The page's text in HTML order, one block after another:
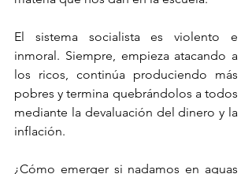
El sistema socialista es violento e
inmoral. Siempre, empieza atacando a
los ricos, continúa produciendo más
pobres y termina quebrándolos a todos
mediante la devaluación del dinero y la
inflación.
¿Cómo emerger si nadamos en aguas